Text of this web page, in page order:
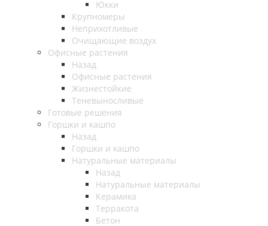
Юкки
Крупномеры
Неприхотливые
Очищающие воздух
Офисные растения
Назад
Офисные растения
Жизнестойкие
Теневыносливые
Готовые решения
Горшки и кашпо
Назад
Горшки и кашпо
Натуральные материалы
Назад
Натуральные материалы
Керамика
Терракота
Бетон